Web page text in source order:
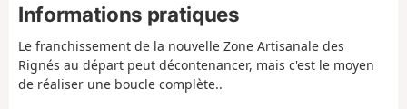
Informations pratiques
Le franchissement de la nouvelle Zone Artisanale des
Rignés au départ peut décontenancer, mais c'est le moyen
de réaliser une boucle complète..